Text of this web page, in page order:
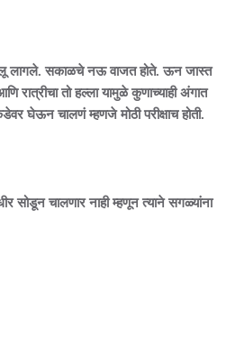
लागले. सकाळचे नऊ वाजत होते. ऊन जास्त
रात्रीचा तो हल्ला यामुळे कुणाच्याही अंगात
घेऊन चालणं म्हणजे मोठी परीक्षाच होती.
सोडून चालणार नाही म्हणून त्याने सगळ्यांना